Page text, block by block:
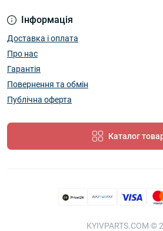
Інформація
Доставка і оплата
Про нас
Гарантія
Повернення та обмін
Публічна оферта
Каталог
KYIVPARTS.COM ©